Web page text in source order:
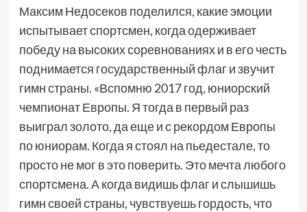
Максим Недосеков поделился, какие эмоции
испытывает спортсмен, когда одерживает
победу на высоких соревнованиях и в его честь
поднимается государственный флаг и звучит
гимн страны. «Вспомню 2017 год, юниорский
чемпионат Европы. Я тогда в первый раз
выиграл золото, да еще и с рекордом Европы
по юниорам. Когда я стоял на пьедестале, то
просто не мог в это поверить. Это мечта любого
спортсмена. А когда видишь флаг и слышишь
гимн своей страны, чувствуешь гордость, что